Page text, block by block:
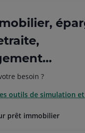
besoin ?
outils de simulation
prêt immobilier